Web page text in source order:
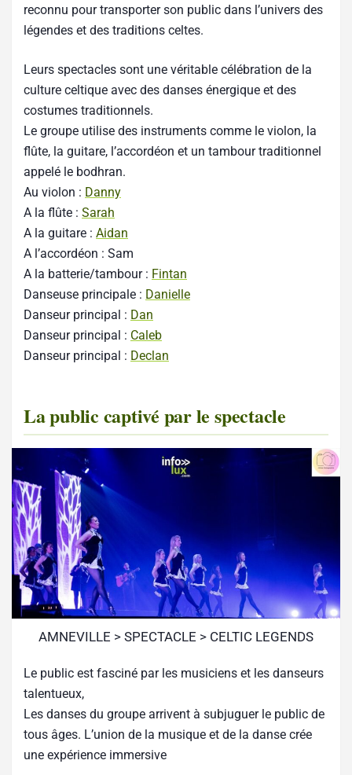
reconnu pour transporter son public dans l’univers des
légendes et des traditions celtes.
Leurs spectacles sont une véritable célébration de la
culture celtique avec des danses énergique et des
costumes traditionnels.
Le groupe utilise des instruments comme le violon, la
flûte, la guitare, l’accordéon et un tambour traditionnel
appelé le bodhran.
Au violon : Danny
A la flûte : Sarah
A la guitare : Aidan
A l’accordéon : Sam
A la batterie/tambour : Fintan
Danseuse principale : Danielle
Danseur principal : Dan
Danseur principal : Caleb
Danseur principal : Declan
La public captivé par le spectacle
AMNEVILLE > SPECTACLE > CELTIC LEGENDS
Le public est fasciné par les musiciens et les danseurs
talentueux,
Les danses du groupe arrivent à subjuguer le public de
tous âges. L’union de la musique et de la danse crée
une expérience immersive